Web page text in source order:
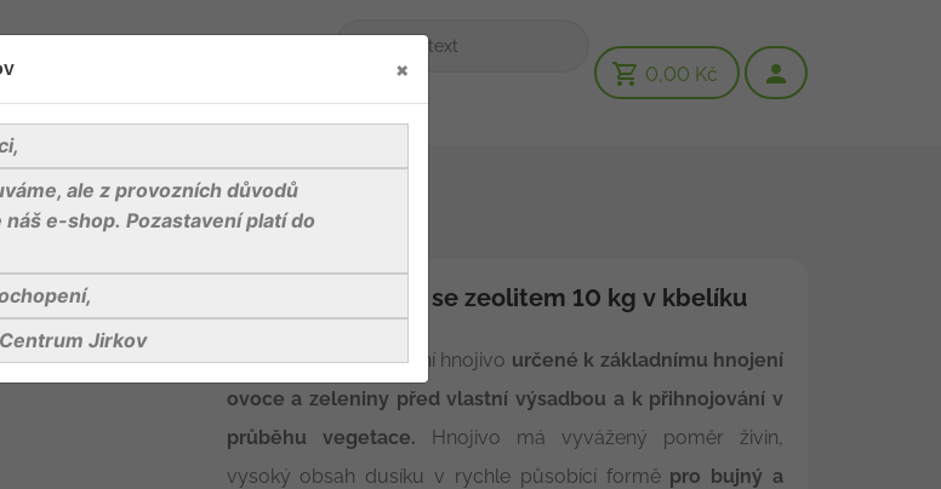
0,00 Kč
7 se zeolitem 10 kg v kbelíku
AGRO NPK 11-7-7 se zeolitem 10 kg v kbelíku
AGRO NPKje minerální hnojivo určené k základnímu hnojení
ovoce a zeleniny před vlastní výsadbou a k přihnojování v
průběhu vegetace. Hnojivo má vyvážený poměr živin,
vysoký obsah dusíku v rychle působící formě pro bujný a
×
ale z provozních důvodů
e-shop. Pozastavení platí do
Jirkov